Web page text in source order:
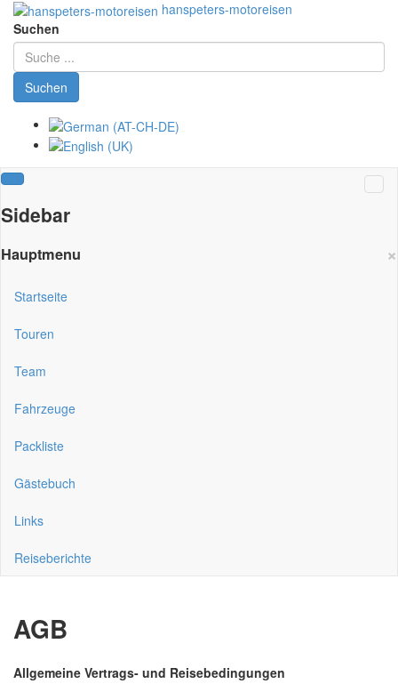
hanspeters-motoreisen
Suchen
Suchen
Sidebar
×
Hauptmenu
Startseite
Touren
Team
Fahrzeuge
Packliste
Gästebuch
Links
Reiseberichte
AGB
Allgemeine Vertrags- und Reisebedingungen